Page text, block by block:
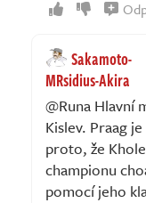
Sakamoto-
MRsidius-Akira
@Runa Hlavní
Kislev. Praag
proto, že
championu
pomocí jeho